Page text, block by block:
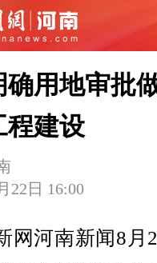
确用地审批
程建设
22日 16:00
河南新闻8月